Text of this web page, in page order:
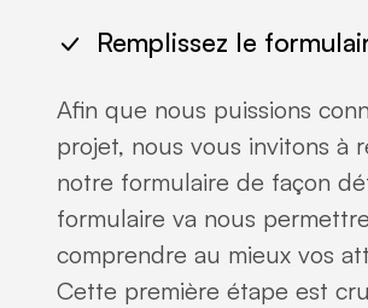
Remplissez le
Afin que nous puissions
projet, nous vous invitons à
notre formulaire de façon
formulaire va nous
comprendre au mieux vos
Cette première étape est